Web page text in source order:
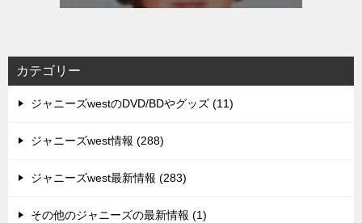
カテゴリー
ジャニーズwestのDVD/BDやグッズ (11)
ジャニーズwest情報 (288)
ジャニーズwest最新情報 (283)
その他のジャニーズの最新情報 (1)